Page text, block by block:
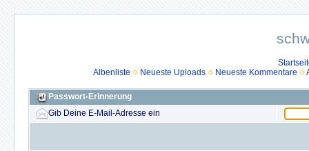
Albenliste
Neueste Uploads Neueste Kommentare
Passwort-Erinnerung
Gib Deine E-Mail-Adresse ein